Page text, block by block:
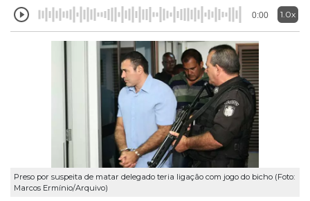
0:00 1.0x
Preso por suspeita de matar delegado teria ligação com jogo do bicho (Foto:
Marcos Ermínio/Arquivo)